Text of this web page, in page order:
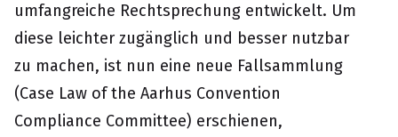
umfangreiche Rechtsprechung entwickelt. Um
diese leichter zugänglich und besser nutzbar
zu machen, ist nun eine neue Fallsammlung
(Case Law of the Aarhus Convention
Compliance Committee) erschienen,